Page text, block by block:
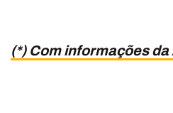
(*) Com informações